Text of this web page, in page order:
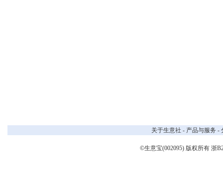
关于生意社 - 产品与服务 -
©生意宝(002095) 版权所有 浙